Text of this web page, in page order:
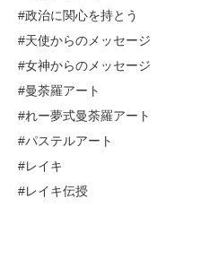
#政治に関心を持とう
#天使からのメッセージ
#女神からのメッセージ
#曼荼羅アート
#れー夢式曼荼羅アート
#パステルアート
#レイキ
#レイキ伝授